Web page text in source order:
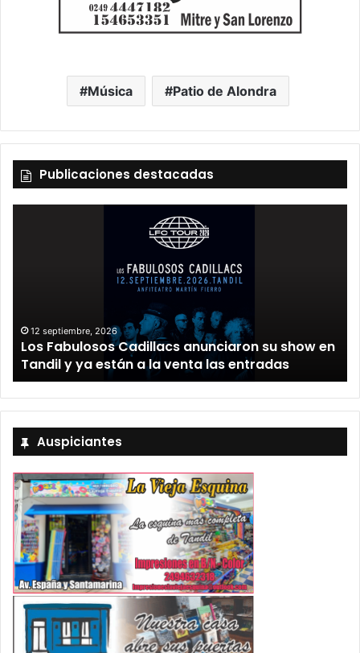
Música Patio de Alondra
Publicaciones destacadas
12 septiembre, 2026
Los Fabulosos Cadillacs anunciaron su show en
Tandil y ya están a la venta las entradas
Auspiciantes